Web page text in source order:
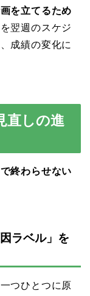
を立てるため
翌週のスケジ
成績の変化に
直しの進
終わらせない
ラベル」を
つひとつに原